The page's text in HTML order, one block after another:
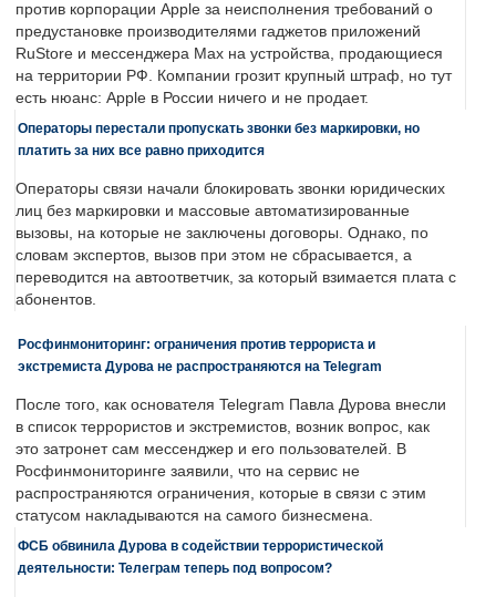
против корпорации Apple за неисполнения требований о
предустановке производителями гаджетов приложений
RuStore и мессенджера Max на устройства, продающиеся
на территории РФ. Компании грозит крупный штраф, но тут
есть нюанс: Apple в России ничего и не продает.
Операторы перестали пропускать звонки без маркировки, но
платить за них все равно приходится
Операторы связи начали блокировать звонки юридических
лиц без маркировки и массовые автоматизированные
вызовы, на которые не заключены договоры. Однако, по
словам экспертов, вызов при этом не сбрасывается, а
переводится на автоответчик, за который взимается плата с
абонентов.
Росфинмониторинг: ограничения против террориста и
экстремиста Дурова не распространяются на Telegram
После того, как основателя Telegram Павла Дурова внесли
в список террористов и экстремистов, возник вопрос, как
это затронет сам мессенджер и его пользователей. В
Росфинмониторинге заявили, что на сервис не
распространяются ограничения, которые в связи с этим
статусом накладываются на самого бизнесмена.
ФСБ обвинила Дурова в содействии террористической
деятельности: Телеграм теперь под вопросом?